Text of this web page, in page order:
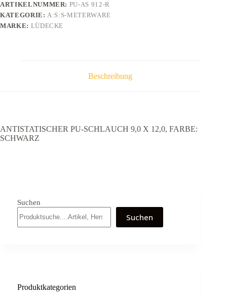
SCHWARZ
Menge
ARTIKELNUMMER: PU-AS 912-R
KATEGORIE:A:S:S-METERWARE
MARKE: LÜDECKE
Beschreibung
ANTISTATISCHER PU-SCHLAUCH 9,0 X 12,0, FARBE:
SCHWARZ
Suchen
Suchen
Produktkategorien